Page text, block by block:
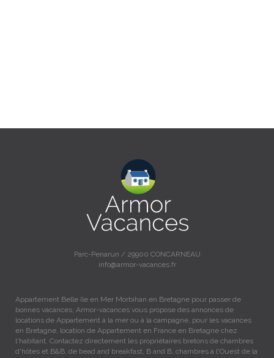
Parc-Penarun / 29900 CONCARNEAU
info@armor-vacances.fr
Appartement Belle île en Mer Morbihan en Bretagne pour passer de
bonnes vacances, Armor-vacances vous propose des annonces de
locations de Appartement à la mer ou à la campagne, pour les vacances
en Bretagne, location de Appartement en France en Bretagne chez
l'habitant. Contactez directement les propriétaires bretons de chambres
d'hôtes et B&B, de bead and breakfast, B and B, chambres à l'Ouest de la